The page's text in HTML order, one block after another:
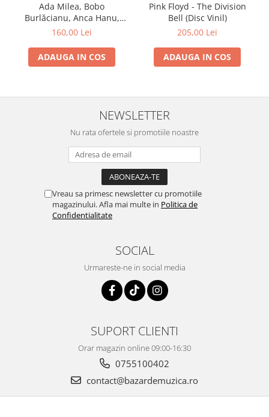
Ada Milea, Bobo
Burlăcianu, Anca Hanu,
Cristi Rigman - Concert În 4
160,00 Lei
ADAUGA IN COS
Pink Floyd - The Division
Bell (Disc Vinil)
205,00 Lei
ADAUGA IN COS
NEWSLETTER
Nu rata ofertele si promotiile noastre
Vreau sa primesc newsletter cu promotiile
magazinului. Afla mai multe in Politica de
Confidentialitate
SOCIAL
Urmareste-ne in social media
SUPORT CLIENTI
Orar magazin online 09:00-16:30
0755100402
contact@bazardemuzica.ro